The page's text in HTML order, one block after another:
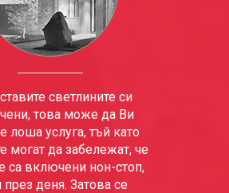
светлините си
това може да Ви
лоша услуга, тъй като
могат да забележат, че
са включени нон-стоп,
през деня. Затова се